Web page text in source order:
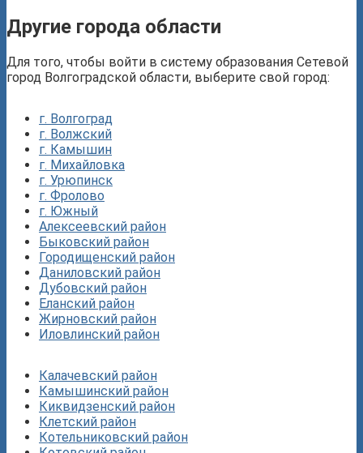
Другие города области
Для того, чтобы войти в систему образования Сетевой
город Волгоградской области, выберите свой город:
г. Волгоград
г. Волжский
г. Камышин
г. Михайловка
г. Урюпинск
г. Фролово
г. Южный
Алексеевский район
Быковский район
Городищенский район
Даниловский район
Дубовский район
Еланский район
Жирновский район
Иловлинский район
Калачевский район
Камышинский район
Киквидзенский район
Клетский район
Котельниковский район